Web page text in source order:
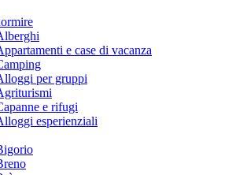
e case di vacanza
per gruppi
e rifugi
esperienziali